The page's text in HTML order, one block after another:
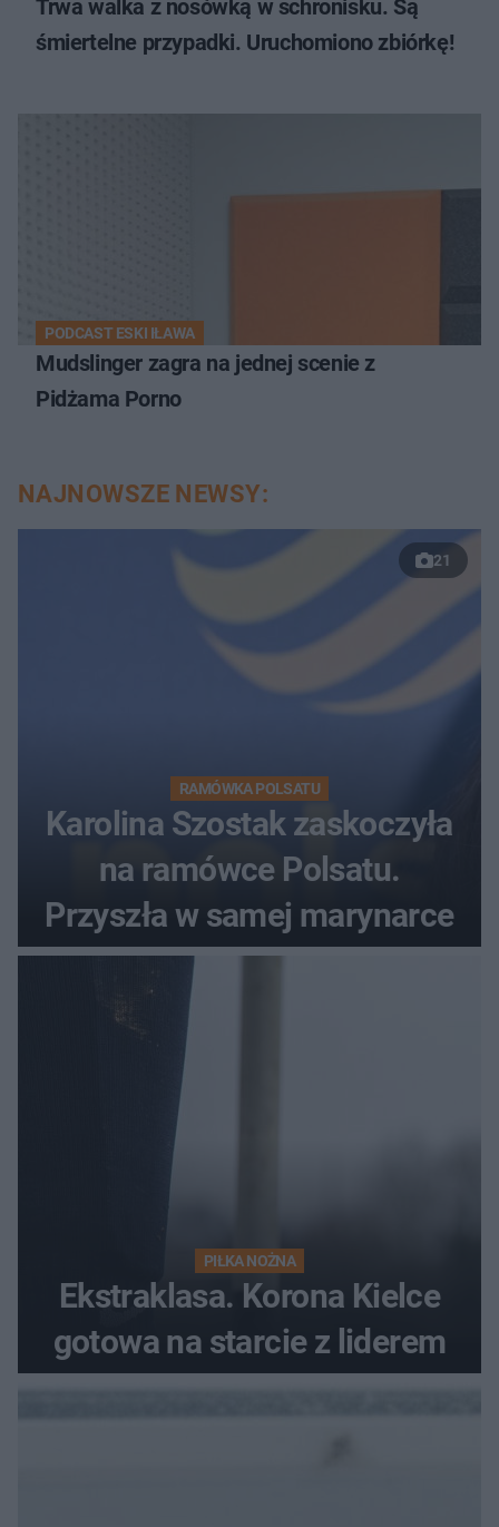
Trwa walka z nosówką w schronisku. Są
śmiertelne przypadki. Uruchomiono zbiórkę!
PODCAST ESKI IŁAWA
Mudslinger zagra na jednej scenie z
Pidżama Porno
NAJNOWSZE NEWSY:
21
RAMÓWKA POLSATU
Karolina Szostak zaskoczyła
na ramówce Polsatu.
Przyszła w samej marynarce
PIŁKA NOŻNA
Ekstraklasa. Korona Kielce
gotowa na starcie z liderem